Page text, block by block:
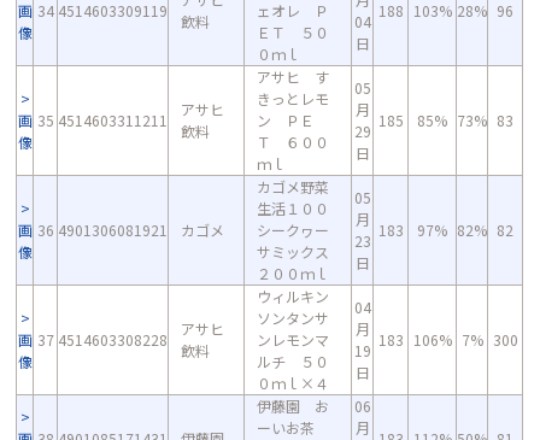
画
像
34 4514603309119
飲料
ェオレ Ｐ
ＥＴ ５０
０ｍｌ
04
日
188 103% 28% 96
画
像
35 4514603311211
アサヒ
飲料
アサヒ す
きっとレモ
ン ＰＥ
Ｔ ６００
ｍｌ
05
月
29
日
185 85% 73% 83
画
像
36 4901306081921 カゴメ
カゴメ野菜
生活１００
シークヮー
サミックス
２００ｍｌ
05
月
23
日
183 97% 82% 82
画
像
37 4514603308228
アサヒ
飲料
ウィルキン
ソンタンサ
ンレモンマ
ルチ ５０
０ｍｌ×４
04
月
19
日
183 106% 7% 300
伊藤園 お
ーいお茶
06
月